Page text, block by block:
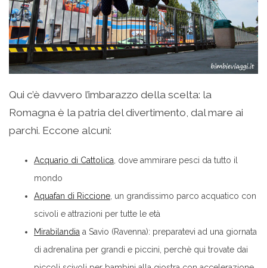
Qui c’è davvero l’imbarazzo della scelta: la
Romagna è la patria del divertimento, dal mare ai
parchi. Eccone alcuni:
Acquario di Cattolica , dove ammirare pesci da tutto il
mondo
Aquafan di Riccione , un grandissimo parco acquatico con
scivoli e attrazioni per tutte le età
Mirabilandia a Savio (Ravenna): preparatevi ad una giornata
di adrenalina per grandi e piccini, perchè qui trovate dai